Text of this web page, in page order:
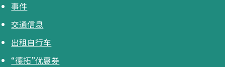
事件
交通信息
出租自行车
“德拓”优惠券